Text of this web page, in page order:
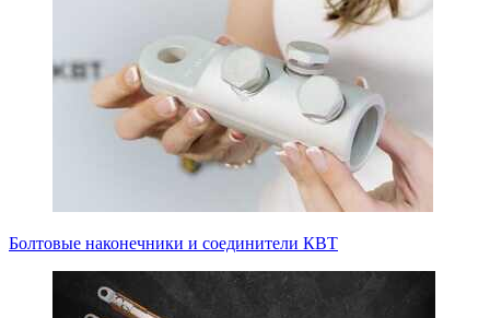
Болтовые наконечники и соединители КВТ